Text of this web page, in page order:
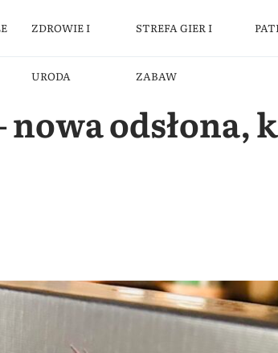
ZDROWIE I
URODA
STREFA GIER I
ZABAW
odsłona,